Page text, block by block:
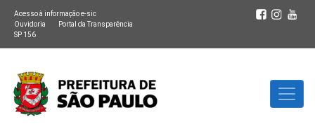
Acesso à informação e-sic
Ouvidoria
Portal da Transparência
SP 156